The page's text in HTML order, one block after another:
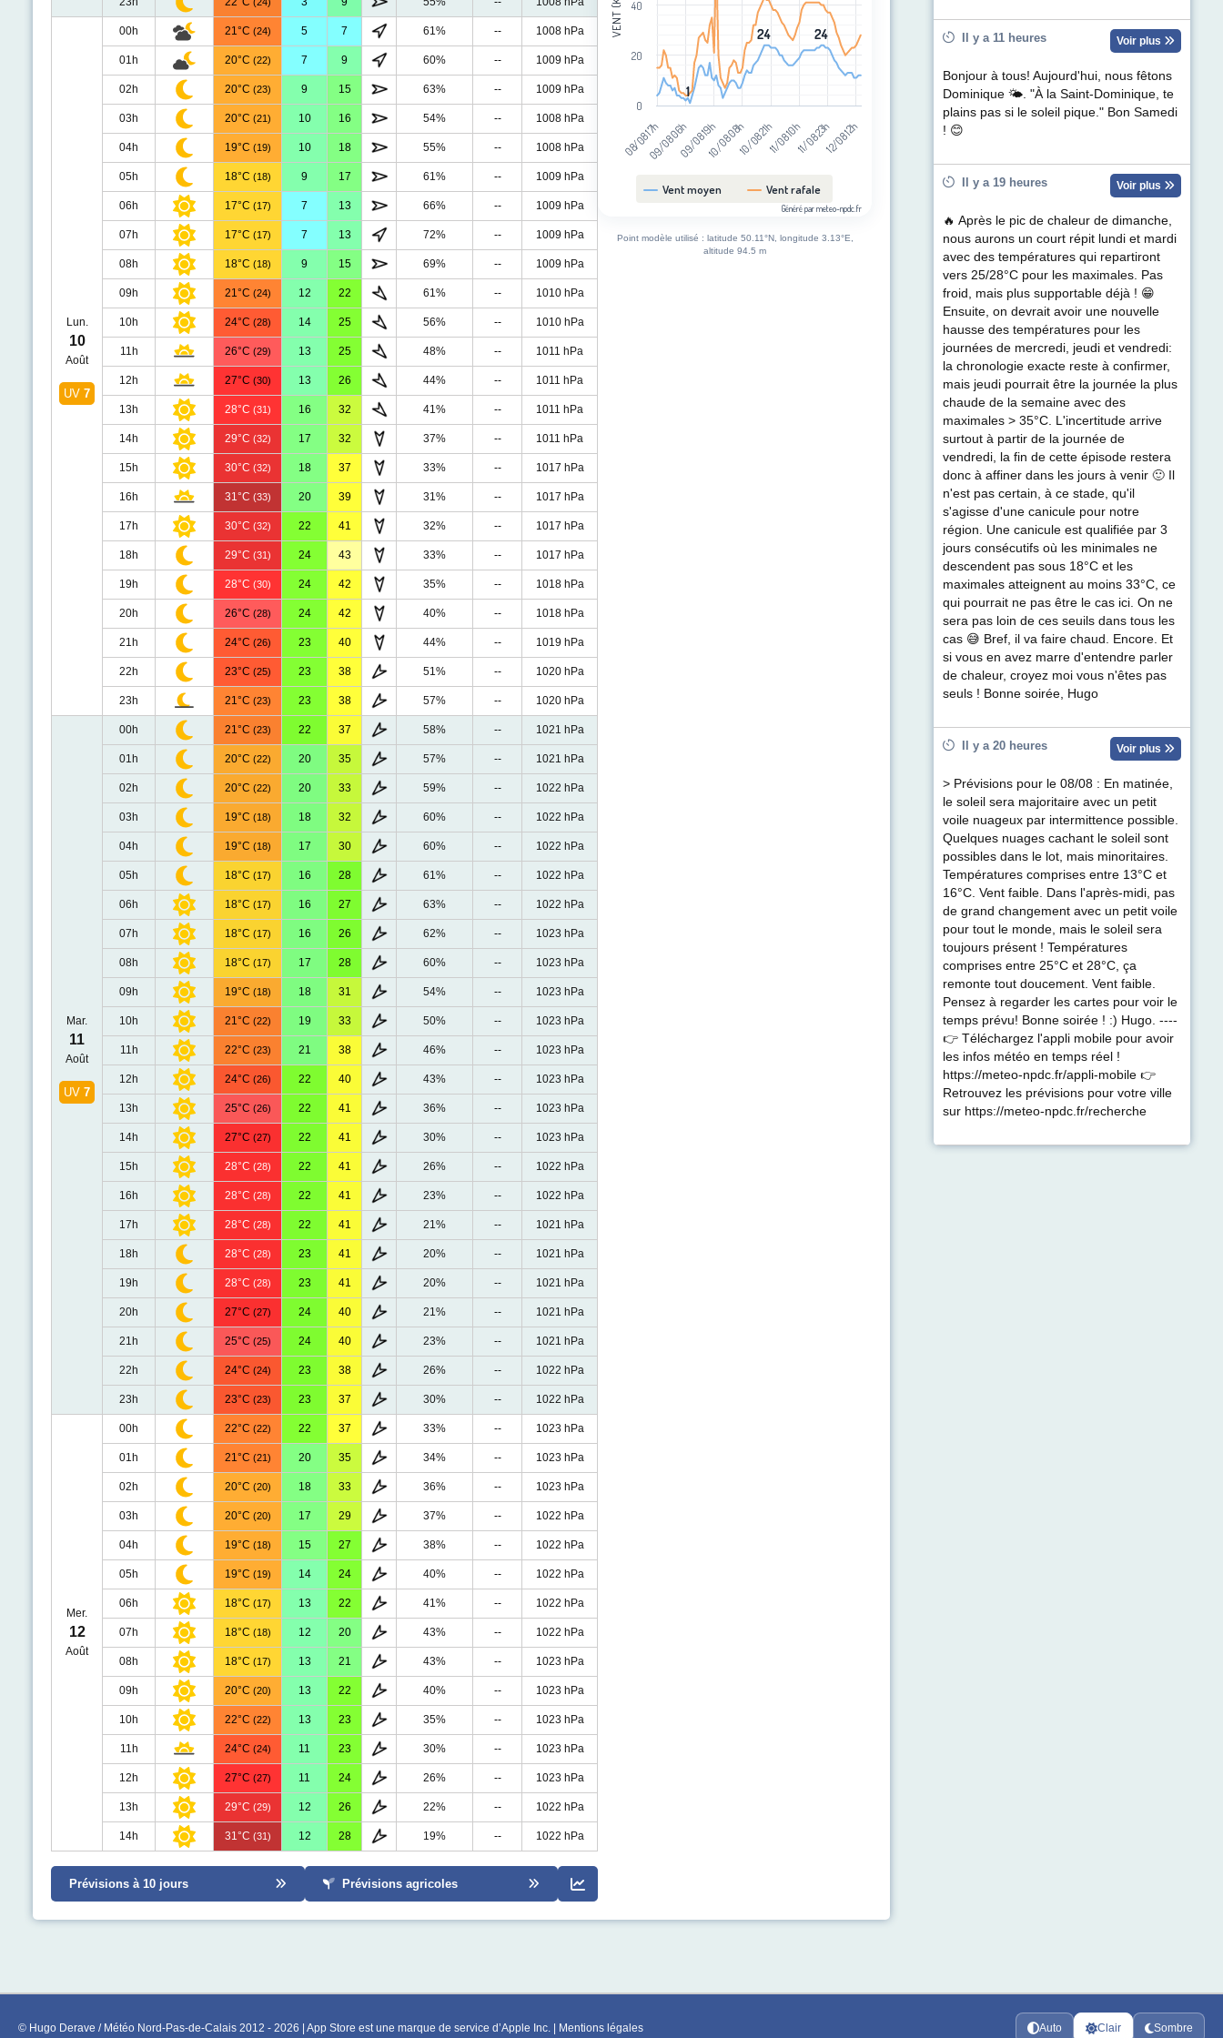
Lun.
10
Août
UV 7
00h 21°C (24) 5 7 61% -- 1008 hPa
01h 20°C (22) 7 9 60% -- 1009 hPa
02h 20°C (23) 9 15 63% -- 1009 hPa
03h 20°C (21) 10 16 54% -- 1008 hPa
04h 19°C (19) 10 18 55% -- 1008 hPa
05h 18°C (18) 9 17 61% -- 1009 hPa
06h 17°C (17) 7 13 66% -- 1009 hPa
07h 17°C (17) 7 13 72% -- 1009 hPa
08h 18°C (18) 9 15 69% -- 1009 hPa
09h 21°C (24) 12 22 61% -- 1010 hPa
10h 24°C (28) 14 25 56% -- 1010 hPa
11h 26°C (29) 13 25 48% -- 1011 hPa
12h 27°C (30) 13 26 44% -- 1011 hPa
13h 28°C (31) 16 32 41% -- 1011 hPa
14h 29°C (32) 17 32 37% -- 1011 hPa
15h 30°C (32) 18 37 33% -- 1017 hPa
16h 31°C (33) 20 39 31% -- 1017 hPa
17h 30°C (32) 22 41 32% -- 1017 hPa
18h 29°C (31) 24 43 33% -- 1017 hPa
19h 28°C (30) 24 42 35% -- 1018 hPa
20h 26°C (28) 24 42 40% -- 1018 hPa
21h 24°C (26) 23 40 44% -- 1019 hPa
22h 23°C (25) 23 38 51% -- 1020 hPa
23h 21°C (23) 23 38 57% -- 1020 hPa
Mar.
11
Août
UV 7
00h 21°C (23) 22 37 58% -- 1021 hPa
01h 20°C (22) 20 35 57% -- 1021 hPa
02h 20°C (22) 20 33 59% -- 1022 hPa
03h 19°C (18) 18 32 60% -- 1022 hPa
04h 19°C (18) 17 30 60% -- 1022 hPa
05h 18°C (17) 16 28 61% -- 1022 hPa
06h 18°C (17) 16 27 63% -- 1022 hPa
07h 18°C (17) 16 26 62% -- 1023 hPa
08h 18°C (17) 17 28 60% -- 1023 hPa
09h 19°C (18) 18 31 54% -- 1023 hPa
10h 21°C (22) 19 33 50% -- 1023 hPa
11h 22°C (23) 21 38 46% -- 1023 hPa
12h 24°C (26) 22 40 43% -- 1023 hPa
13h 25°C (26) 22 41 36% -- 1023 hPa
14h 27°C (27) 22 41 30% -- 1023 hPa
15h 28°C (28) 22 41 26% -- 1022 hPa
16h 28°C (28) 22 41 23% -- 1022 hPa
17h 28°C (28) 22 41 21% -- 1021 hPa
18h 28°C (28) 23 41 20% -- 1021 hPa
19h 28°C (28) 23 41 20% -- 1021 hPa
20h 27°C (27) 24 40 21% -- 1021 hPa
21h 25°C (25) 24 40 23% -- 1021 hPa
22h 24°C (24) 23 38 26% -- 1022 hPa
23h 23°C (23) 23 37 30% -- 1022 hPa
Mer.
12
Août
00h 22°C (22) 22 37 33% -- 1023 hPa
01h 21°C (21) 20 35 34% -- 1023 hPa
02h 20°C (20) 18 33 36% -- 1023 hPa
03h 20°C (20) 17 29 37% -- 1022 hPa
04h 19°C (18) 15 27 38% -- 1022 hPa
05h 19°C (19) 14 24 40% -- 1022 hPa
06h 18°C (17) 13 22 41% -- 1022 hPa
07h 18°C (18) 12 20 43% -- 1022 hPa
08h 18°C (17) 13 21 43% -- 1023 hPa
09h 20°C (20) 13 22 40% -- 1023 hPa
10h 22°C (22) 13 23 35% -- 1023 hPa
11h 24°C (24) 11 23 30% -- 1023 hPa
12h 27°C (27) 11 24 26% -- 1023 hPa
13h 29°C (29) 12 26 22% -- 1022 hPa
14h 31°C (31) 12 28 19% -- 1022 hPa
Prévisions à 10 jours Prévisions agricoles
11
24
24 24
24
Vent moyen Vent rafale
08/08 17h09/08 06h09/08 19h10/08 08h10/08 21h11/08 10h11/08 23h12/08 12h
0
20
40
Généré par meteo-npdc.fr
Point modèle utilisé : latitude 50.11°N, longitude 3.13°E,
altitude 94.5 m
Il y a 11 heures Voir plus
Bonjour à tous! Aujourd'hui, nous fêtons
Dominique 🌤. "À la Saint-Dominique, te
plains pas si le soleil pique." Bon Samedi
! 😊
Il y a 19 heures Voir plus
🔥 Après le pic de chaleur de dimanche,
nous aurons un court répit lundi et mardi
avec des températures qui repartiront
vers 25/28°C pour les maximales. Pas
froid, mais plus supportable déjà ! 😁
Ensuite, on devrait avoir une nouvelle
hausse des températures pour les
journées de mercredi, jeudi et vendredi:
la chronologie exacte reste à confirmer,
mais jeudi pourrait être la journée la plus
chaude de la semaine avec des
maximales > 35°C. L'incertitude arrive
surtout à partir de la journée de
vendredi, la fin de cette épisode restera
donc à affiner dans les jours à venir 🙂 Il
n'est pas certain, à ce stade, qu'il
s'agisse d'une canicule pour notre
région. Une canicule est qualifiée par 3
jours consécutifs où les minimales ne
descendent pas sous 18°C et les
maximales atteignent au moins 33°C, ce
qui pourrait ne pas être le cas ici. On ne
sera pas loin de ces seuils dans tous les
cas 😅 Bref, il va faire chaud. Encore. Et
si vous en avez marre d'entendre parler
de chaleur, croyez moi vous n'êtes pas
seuls ! Bonne soirée, Hugo
Il y a 20 heures Voir plus
> Prévisions pour le 08/08 : En matinée,
le soleil sera majoritaire avec un petit
voile nuageux par intermittence possible.
Quelques nuages cachant le soleil sont
possibles dans le lot, mais minoritaires.
Températures comprises entre 13°C et
16°C. Vent faible. Dans l'après-midi, pas
de grand changement avec un petit voile
pour tout le monde, mais le soleil sera
toujours présent ! Températures
comprises entre 25°C et 28°C, ça
remonte tout doucement. Vent faible.
Pensez à regarder les cartes pour voir le
temps prévu! Bonne soirée ! :) Hugo. ----
👉 Téléchargez l'appli mobile pour avoir
les infos météo en temps réel !
https://meteo-npdc.fr/appli-mobile 👉
Retrouvez les prévisions pour votre ville
sur https://meteo-npdc.fr/recherche
© Hugo Derave / Météo Nord-Pas-de-Calais 2012 - 2026 | App Store est une marque de service d’Apple Inc. | Mentions légales Auto Clair Sombre